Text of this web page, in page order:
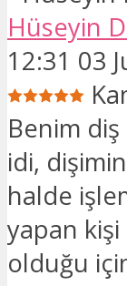
Hüseyin
12:31 03
Benim
idi,
halde
yapan
olduğu